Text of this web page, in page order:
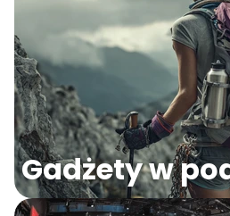
Gadżety w